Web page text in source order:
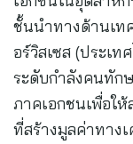
ชั้นนำทางด้านเท
อร์วิสเซส (ประเ
ระดับกำลังคนทัก
ภาคเอกชนเพื่อใ
ที่สร้างมูลค่าทาง